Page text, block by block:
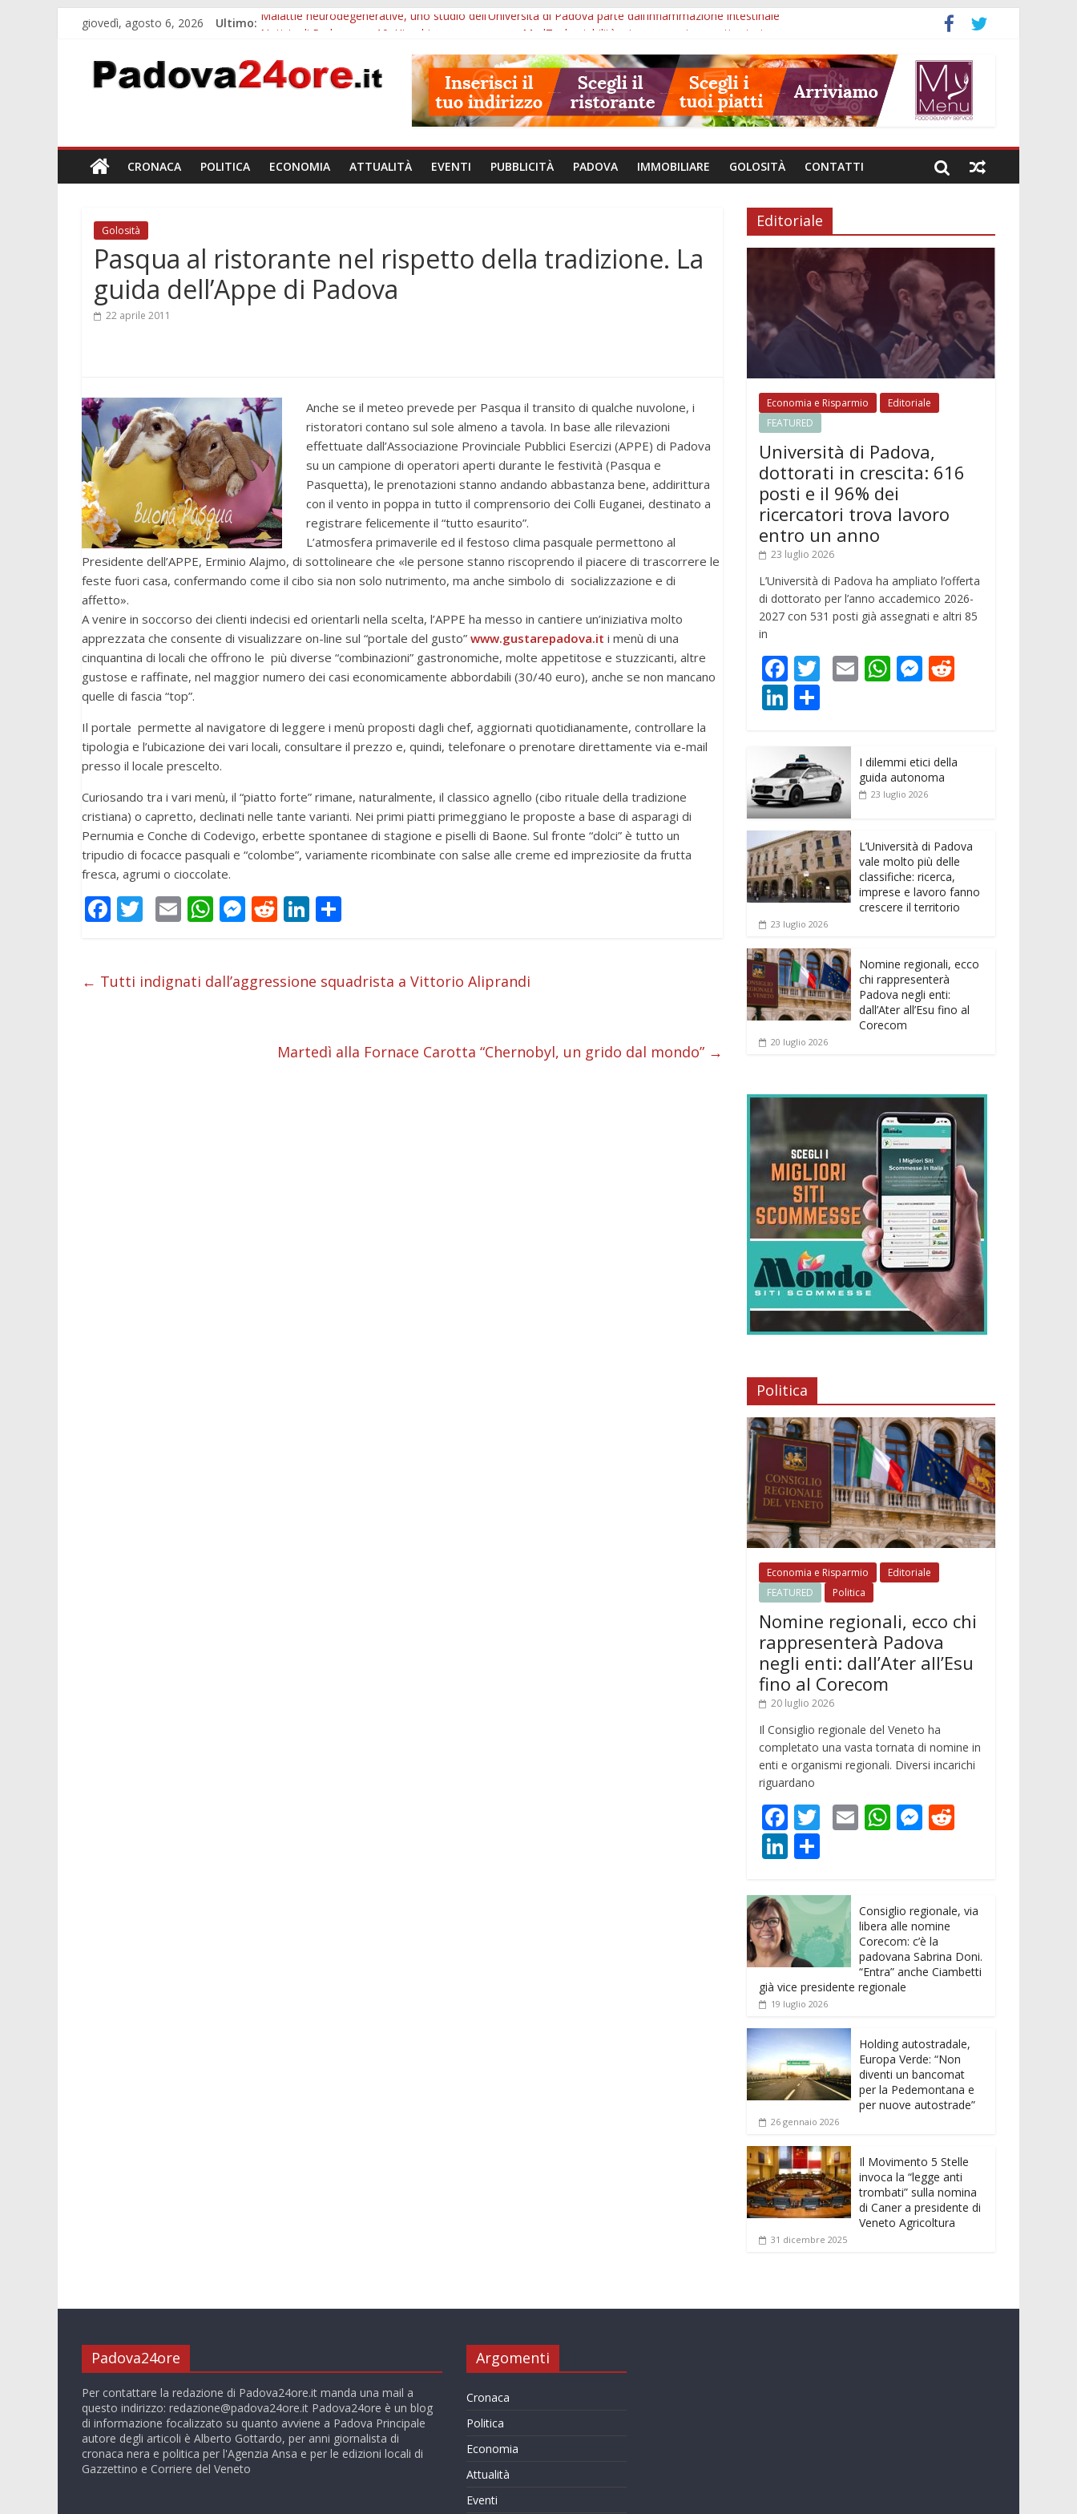
giovedì, agosto 6, 2026 Ultimo: Malattie neurodegenerative, uno studio dell’Università di Padova parte dall’infiammazione intestinale
Notizie di Padova alle ore 21: SIT torna all’utile, crescono le auto nuove e concorsi comunali
Transizione 4.0, più tempo alle imprese del Padovano: prorogate le comunicazioni sugli investimenti
Quando le dimissioni non fanno perdere la NASpI: le tutele previste nei casi di violenza di genere
CRONACA POLITICA ECONOMIA ATTUALITÀ EVENTI PUBBLICITÀ PADOVA IMMOBILIARE GOLOSITÀ CONTATTI
Golosità
Pasqua al ristorante nel rispetto della tradizione. La
guida dell’Appe di Padova
22 aprile 2011
Anche se il meteo prevede per Pasqua il transito di qualche nuvolone, i
ristoratori contano sul sole almeno a tavola. In base alle rilevazioni
effettuate dall’Associazione Provinciale Pubblici Esercizi (APPE) di Padova
su un campione di operatori aperti durante le festività (Pasqua e
Pasquetta), le prenotazioni stanno andando abbastanza bene, addirittura
con il vento in poppa in tutto il comprensorio dei Colli Euganei, destinato a
registrare felicemente il “tutto esaurito”.
L’atmosfera primaverile ed il festoso clima pasquale permettono al
Presidente dell’APPE, Erminio Alajmo, di sottolineare che «le persone stanno riscoprendo il piacere di trascorrere le
feste fuori casa, confermando come il cibo sia non solo nutrimento, ma anche simbolo di socializzazione e di
affetto».
A venire in soccorso dei clienti indecisi ed orientarli nella scelta, l’APPE ha messo in cantiere un’iniziativa molto
apprezzata che consente di visualizzare on-line sul “portale del gusto” www.gustarepadova.it i menù di una
cinquantina di locali che offrono le più diverse “combinazioni” gastronomiche, molte appetitose e stuzzicanti, altre
gustose e raffinate, nel maggior numero dei casi economicamente abbordabili (30/40 euro), anche se non mancano
quelle di fascia “top”.
Il portale permette al navigatore di leggere i menù proposti dagli chef, aggiornati quotidianamente, controllare la
tipologia e l’ubicazione dei vari locali, consultare il prezzo e, quindi, telefonare o prenotare direttamente via e-mail
presso il locale prescelto.
Curiosando tra i vari menù, il “piatto forte” rimane, naturalmente, il classico agnello (cibo rituale della tradizione
cristiana) o capretto, declinati nelle tante varianti. Nei primi piatti primeggiano le proposte a base di asparagi di
Pernumia e Conche di Codevigo, erbette spontanee di stagione e piselli di Baone. Sul fronte “dolci” è tutto un
tripudio di focacce pasquali e “colombe”, variamente ricombinate con salse alle creme ed impreziosite da frutta
fresca, agrumi o cioccolate.
F
b
T
er
E
l
W
s
M
e
R
di
Li
e di
di
← Tutti indignati dall’aggressione squadrista a Vittorio Aliprandi
Martedì alla Fornace Carotta “Chernobyl, un grido dal mondo” →
Editoriale
Economia e Risparmio
Editoriale
FEATURED
Università di Padova,
dottorati in crescita: 616
posti e il 96% dei
ricercatori trova lavoro
entro un anno
23 luglio 2026
L’Università di Padova ha ampliato l’offerta
di dottorato per l’anno accademico 2026-
2027 con 531 posti già assegnati e altri 85
in
F
ac
e
b
o
o
k
T
er
E W
A
p
M
n
g
t
Li
k
e
dI
n
n
di
vi
di
I dilemmi etici della
guida autonoma
23 luglio 2026
L’Università di Padova
vale molto più delle
classifiche: ricerca,
imprese e lavoro fanno
crescere il territorio
23 luglio 2026
Nomine regionali, ecco
chi rappresenterà
Padova negli enti:
dall’Ater all’Esu fino al
Corecom
20 luglio 2026
Politica
Economia e Risparmio
Editoriale
FEATURED
Politica
Nomine regionali, ecco chi
rappresenterà Padova
negli enti: dall’Ater all’Esu
fino al Corecom
20 luglio 2026
Il Consiglio regionale del Veneto ha
completato una vasta tornata di nomine in
enti e organismi regionali. Diversi incarichi
riguardano
F
ac
e
b
o
o
k
T
er
E W
A
p
p
M
n
g
er
t
Li
k
e
dI
n
n
di
vi
di
Consiglio regionale, via
libera alle nomine
Corecom: c’è la
padovana Sabrina Doni.
“Entra” anche Ciambetti
già vice presidente regionale
19 luglio 2026
Holding autostradale,
Europa Verde: “Non
diventi un bancomat
per la Pedemontana e
per nuove autostrade”
26 gennaio 2026
Il Movimento 5 Stelle
invoca la “legge anti
trombati” sulla nomina
di Caner a presidente di
Veneto Agricoltura
31 dicembre 2025
Padova24ore
Per contattare la redazione di Padova24ore.it manda una mail a
questo indirizzo: redazione@padova24ore.it Padova24ore è un blog
di informazione focalizzato su quanto avviene a Padova Principale
autore degli articoli è Alberto Gottardo, per anni giornalista di
cronaca nera e politica per l'Agenzia Ansa e per le edizioni locali di
Gazzettino e Corriere del Veneto
Argomenti
Cronaca
Politica
Economia
Attualità
Eventi